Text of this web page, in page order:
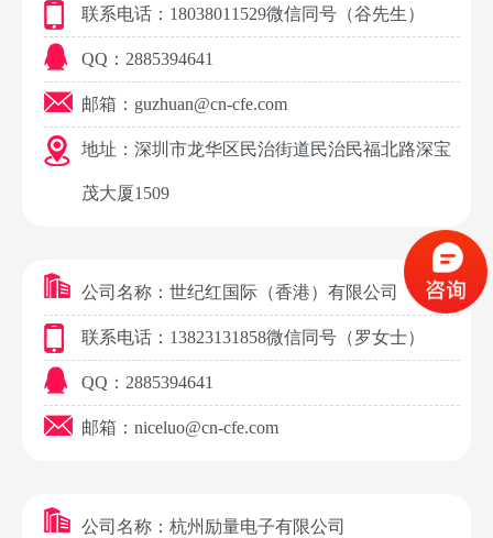
联系电话：18038011529微信同号 （谷先生）
QQ：2885394641
邮箱：guzhuan@cn-cfe.com
地址： 深圳市龙华区民治街道民治民福北路深宝
茂大厦1509
公司名称：世纪红国际（香港）有限公司
联系电话：13823131858微信同号 （罗女士）
QQ：2885394641
邮箱：niceluo@cn-cfe.com
公司名称：杭州励量电子有限公司